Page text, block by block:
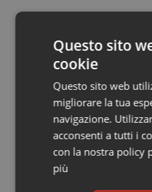
Puglia
Sardegna
Sicilia
Toscana
Umbria
Malattie rare
Malattia di Crohn
Neuroscienze &
Obesità
Oftalmologia
Ultime analisi e
Gold
Cloud
compliance,
Gestione
Questo sito
cookie
Questo sito web
migliorare la tua
navigazione.
acconsenti a tutti i
con la nostra policy
più